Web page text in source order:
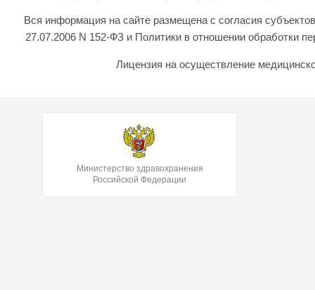
Вся информация на сайте размещена с согласия
27.07.2006 N 152-ФЗ и Политики в отношении обработки
Лицензия на осуществление
Министерство здравохранения
Российской Федерации